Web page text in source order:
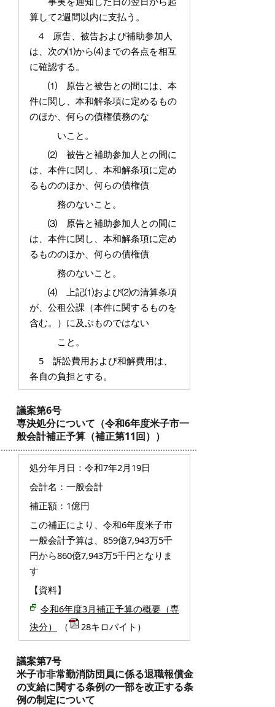
算して2週間以内に支払う。
4 原告、被告および補助参加人
は、次の⑴から⑷までの各点を相互
に確認する。
⑴ 原告と被告との間には、本
件に関し、本和解条項に定めるもの
のほか、何らの債権債務のな
いこと。
⑵ 被告と補助参加人との間に
は、本件に関し、本和解条項に定め
るもののほか、何らの債権債
務のないこと。
⑶ 原告と補助参加人との間に
は、本件に関し、本和解条項に定め
るもののほか、何らの債権債
務のないこと。
⑷ 上記⑴および⑵の清算条項
が、公租公課（本件に関するものを
含む。）に及ぶものではない
こと。
5 訴訟費用および和解費用は、
各自の負担とする。
議案第6号
専決処分について（令和6年度米子市一
般会計補正予算（補正第11回））
処分年月日：令和7年2月19日
会計名：一般会計
補正額：1億円
この補正により、令和6年度米子市
一般会計予算は、859億7,943万5千
円から860億7,943万5千円となりま
す
【資料】
令和6年度3月補正予算の概要（専
決分）
（ 28キロバイト）
議案第7号
米子市非常勤消防団員に係る退職報償金
の支給に関する条例の一部を改正する条
例の制定について